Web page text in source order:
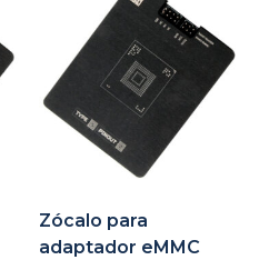
Zócalo para
adaptador eMMC